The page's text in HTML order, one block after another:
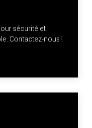
sécurité et
Contactez-nous !